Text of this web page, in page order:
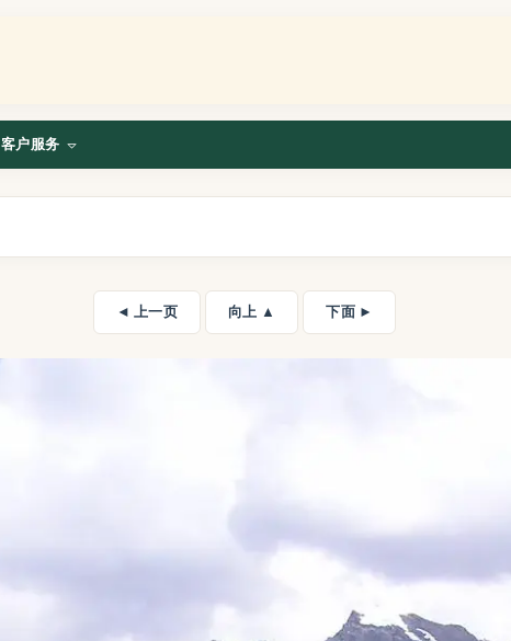
客户服务
◄ 上一页 向上 ▲ 下面 ►